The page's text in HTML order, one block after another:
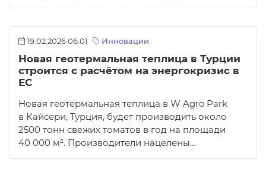
19.02.2026 06:01 Инновации
Новая геотермальная теплица в Турции
строится с расчётом на энергокризис в
ЕС
Новая геотермальная теплица в W Agro Park
в Кайсери, Турция, будет производить около
2500 тонн свежих томатов в год на площади
40 000 м². Производители нацелены…